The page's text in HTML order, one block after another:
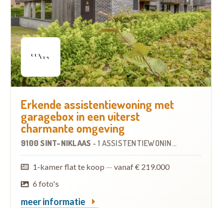
Erkende assistentiewoning met
garagebox in een uiterst
charmante omgeving
9100 SINT-NIKLAAS - 1 ASSISTENTIEWONING
1-kamer flat te koop — vanaf € 219.000
6 foto's
meer informatie